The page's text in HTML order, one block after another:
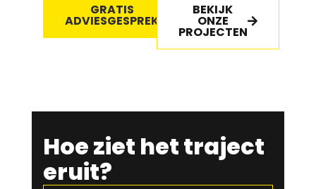
GRATIS
ADVIESGESPREK
BEKIJK
ONZE
PROJECTEN
Hoe ziet het traject
eruit?